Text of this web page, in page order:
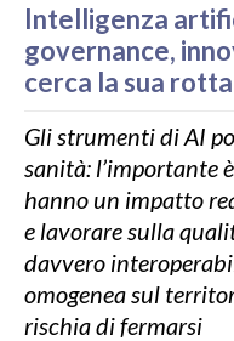
Intelligenza
governance,
cerca la sua rotta
Gli strumenti di AI
sanità: l’importante
hanno un impatto
e lavorare sulla
davvero
omogenea sul
rischia di fermarsi